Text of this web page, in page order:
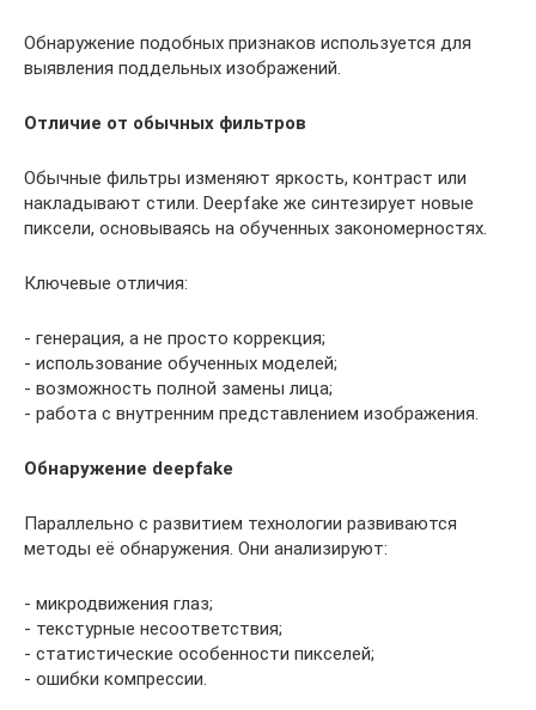
Обнаружение подобных признаков используется для
выявления поддельных изображений.
Отличие от обычных фильтров
Обычные фильтры изменяют яркость, контраст или
накладывают стили. Deepfake же синтезирует новые
пиксели, основываясь на обученных закономерностях.
Ключевые отличия:
- генерация, а не просто коррекция;
- использование обученных моделей;
- возможность полной замены лица;
- работа с внутренним представлением изображения.
Обнаружение deepfake
Параллельно с развитием технологии развиваются
методы её обнаружения. Они анализируют:
- микродвижения глаз;
- текстурные несоответствия;
- статистические особенности пикселей;
- ошибки компрессии.